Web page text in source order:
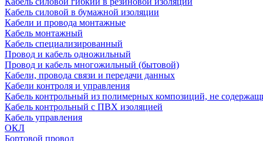
Кабель силовой в бумажной изоляции
Кабели и провода монтажные
Кабель монтажный
Кабель специализированный
Провод и кабель одножильный
Провод и кабель многожильный (бытовой)
Кабели, провода связи и передачи данных
Кабели контроля и управления
Кабель контрольный из полимерных композиций, не
Кабель контрольный с ПВХ изоляцией
Кабель управления
ОКЛ
Бортовой провод